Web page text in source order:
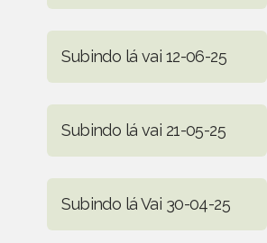
Subindo lá vai 12-06-25
Subindo lá vai 21-05-25
Subindo lá Vai 30-04-25